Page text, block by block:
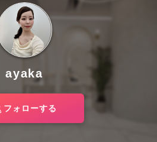
ayaka
フォローする